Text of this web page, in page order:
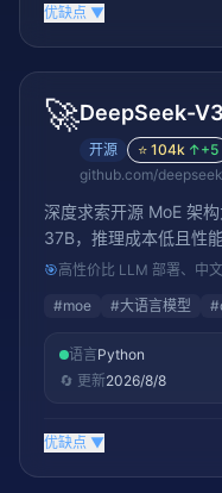
优缺点 ▼
🚀DeepSeek-V3
开源 ⭐ 104k ↑+5
github.com/
深度求索开源 MoE 架
37B，推理成本低且性
🎯高性价比 LLM 部署、中
#moe #大语言模型 #
语言Python
🔄 更新2026/8/8
优缺点 ▼